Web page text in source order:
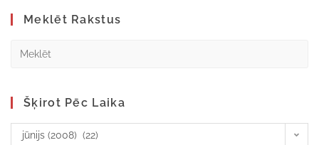
Meklēt Rakstus
Šķirot Pēc Laika
jūnijs (2008) (22)